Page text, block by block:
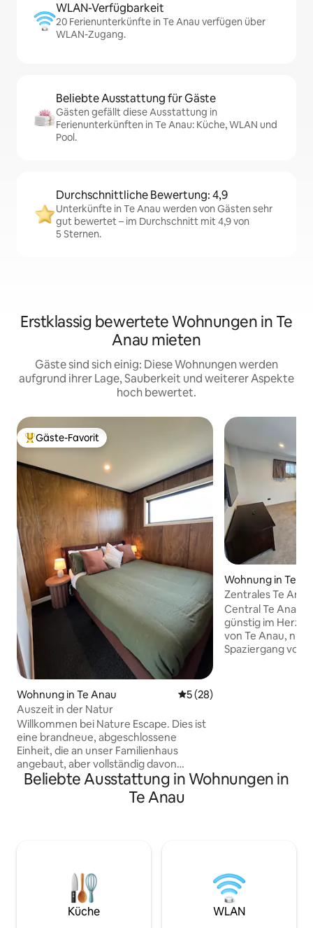
WLAN-Verfügbarkeit
20 Ferienunterkünfte in Te Anau verfügen über
WLAN-Zugang.
Beliebte Ausstattung für Gäste
Gästen gefällt diese Ausstattung in
Ferienunterkünften in Te Anau: Küche, WLAN und
Pool.
Durchschnittliche Bewertung: 4,9
Unterkünfte in Te Anau werden von Gästen sehr
gut bewertet – im Durchschnitt mit 4,9 von
5 Sternen.
Erstklassig bewertete Wohnungen in Te
Anau mieten
Gäste sind sich einig: Diese Wohnungen werden
aufgrund ihrer Lage, Sauberkeit und weiterer Aspekte
hoch bewertet.
Beliebter Gäste-Favorit.
Gäste-Favorit
Wohnung in Te Anau Durchschnittliche
5 (28)
Auszeit in der Natur
Willkommen bei Nature Escape. Dies ist
eine brandneue, abgeschlossene
Einheit, die an unser Familienhaus
angebaut, aber vollständig davon
getrennt ist. Mit eigenem Parkplatz
abseits der Straße neben dem Eingang.
Sie liegt direkt an der Hauptstraße nach
Unterkunft mit Bergblick vom
Wohnbereich und von der Terrasse. Dies
ist ein Neubau, daher ist die
Landschaftsgestaltung noch in Arbeit,
Wohnung in Te
Zentrales Te
Central Te Anau
günstig im
von Te Anau, nur
Spaziergang von
Lounge-Bereich zu
Beliebte Ausstattung in Wohnungen in
Te Anau
Küche WLAN